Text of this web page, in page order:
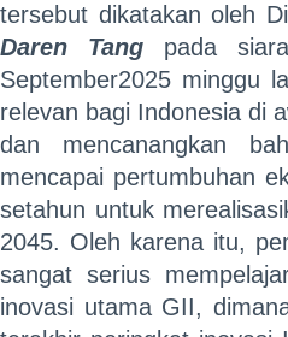
tersebut dikatakan oleh
Daren Tang pada
September2025 minggu
relevan bagi Indonesia di
dan mencanangkan
mencapai pertumbuhan
setahun untuk
2045. Oleh karena itu,
sangat serius
inovasi utama GII,